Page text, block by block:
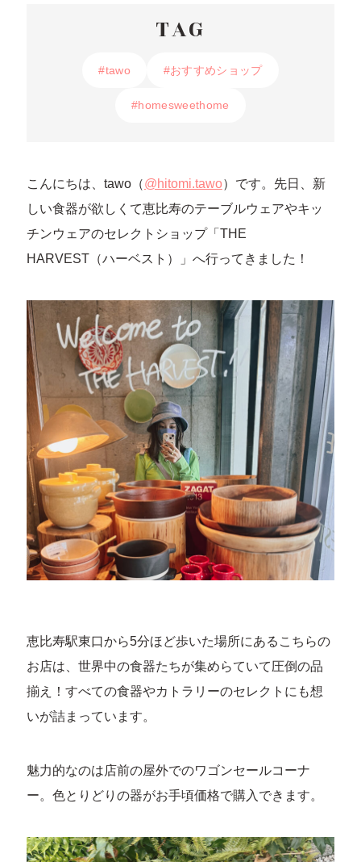
TAG
#tawo
#tawo #おすすめショップ
#おすすめショップ
#homesweethome
#homesweethome
こんにちは、tawo（@hitomi.tawo）です。先日、新
しい食器が欲しくて恵比寿のテーブルウェアやキッ
チンウェアのセレクトショップ「THE
HARVEST（ハーベスト）」へ行ってきました！
恵比寿駅東口から5分ほど歩いた場所にあるこちらの
お店は、世界中の食器たちが集めらていて圧倒の品
揃え！すべての食器やカトラリーのセレクトにも想
いが詰まっています。
魅力的なのは店前の屋外でのワゴンセールコーナ
ー。色とりどりの器がお手頃価格で購入できます。